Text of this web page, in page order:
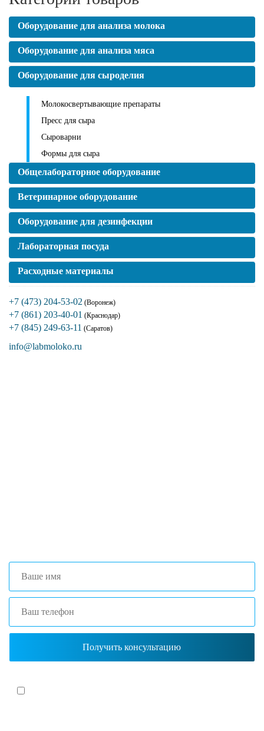
Оборудование для анализа молока
Оборудование для анализа мяса
Оборудование для сыроделия
Молокосвертывающие препараты
Пресс для сыра
Сыроварни
Формы для сыра
Общелабораторное оборудование
Ветеринарное оборудование
Оборудование для дезинфекции
Лабораторная посуда
Расходные материалы
+7 (473) 204-53-02 (Воронеж)
+7 (861) 203-40-01 (Краснодар)
+7 (845) 249-63-11 (Саратов)
info@labmoloko.ru